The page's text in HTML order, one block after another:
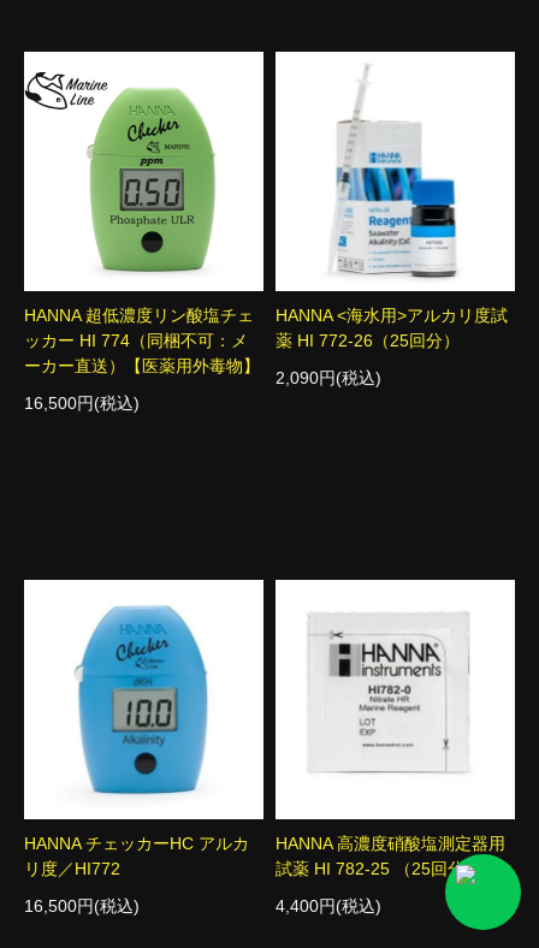
HANNA 超低濃度リン酸塩チェ
ッカー HI 774（同梱不可：メ
ーカー直送）【医薬用外毒物】
16,500円(税込)
HANNA <海水用>アルカリ度試
薬 HI 772-26（25回分）
2,090円(税込)
HANNA チェッカーHC アルカ
リ度／HI772
16,500円(税込)
HANNA 高濃度硝酸塩測定器用
試薬 HI 782-25 （25回分）
4,400円(税込)